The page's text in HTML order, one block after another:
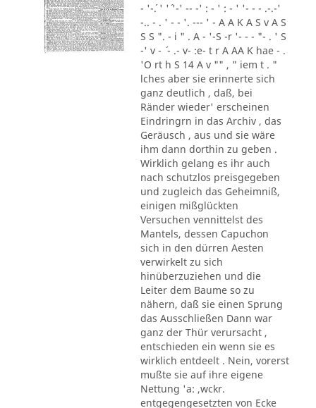
- '-´. ' '´ '-' -- -' : - ' : - ' '- - - .-.-'
-.. - . ' - - '. --- ' - A A K A S v A S
S S ". - i " . A - '-S -r '- - - "- . ' S
-' v - ´ - .- v- :e- t r A AA K hae - .
'O rt h S 14 A v "" , " iem t . "
lches aber sie erinnerte sich
ganz deutlich , daß, bei
Ränder wieder' erscheinen
Eindringrn in das Archiv , das
Geräusch , aus und sie wäre
ihm dann dorthin zu geben .
Wirklich gelang es ihr auch
nach schutzlos preisgegeben
und zugleich das Geheimniß,
einigen mißglückten
Versuchen vennittelst des
Mantels, dessen Capuchon
sich in den dürren Aesten
verwirkelt zu sich
hinüberzuziehen und die
Leiter dem Baume so zu
nähern, daß sie einen Sprung
das Ausschließen Dann war
ganz der Thür verursacht ,
entschieden ein wenn sie es
wirklich entdeelt . Nein, vorerst
mußte sie auf ihre eigene
Nettung 'a: ,wckr.
entgegengesetzten von Ecke